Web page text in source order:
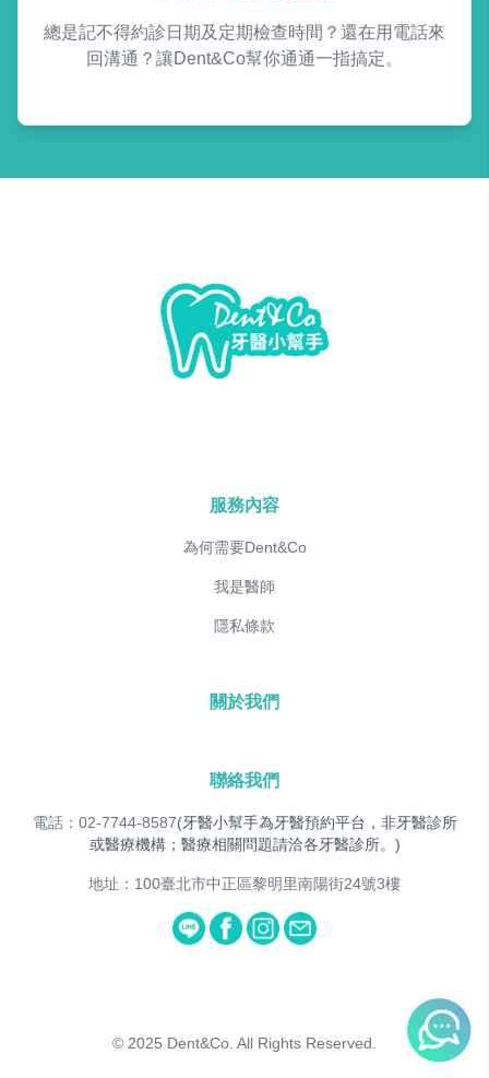
總是記不得約診日期及定期檢查時間？還在用電話來
回溝通？讓Dent&Co幫你通通一指搞定。
服務內容
為何需要Dent&Co
我是醫師
隱私條款
關於我們
聯絡我們
電話：02-7744-8587(牙醫小幫手為牙醫預約平台，非牙醫診所
或醫療機構；醫療相關問題請洽各牙醫診所。)
地址：100臺北市中正區黎明里南陽街24號3樓
© 2025 Dent&Co. All Rights Reserved.